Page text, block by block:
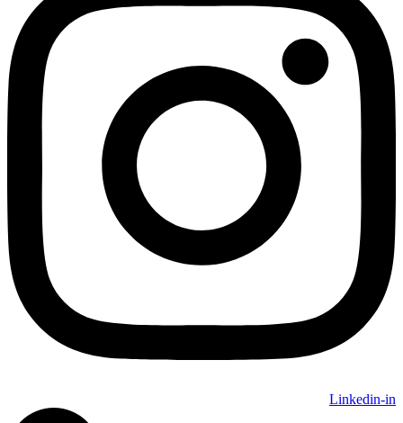
Linkedin-in